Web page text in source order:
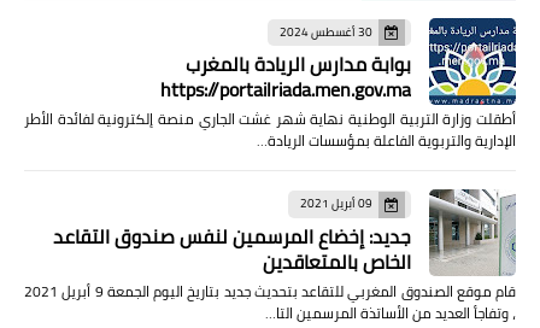
30 أغسطس 2024
بوابة مدارس الريادة بالمغرب
https://portailriada.men.gov.ma
أطقلت وزارة التربية الوطنية نهاية شهر غشت الجاري منصة إلكترونية لفائدة الأطر
الإدارية والتربوية الفاعلة بمؤسسات الريادة…
09 أبريل 2021
جديد: إخضاع المرسمين لنفس صندوق التقاعد
الخاص بالمتعاقدين
قام موقع الصندوق المغربي للتقاعد بتحديث جديد بتاريخ اليوم الجمعة 9 أبريل 2021
، وتفاجأ العديد من الأساتذة المرسمين التا…